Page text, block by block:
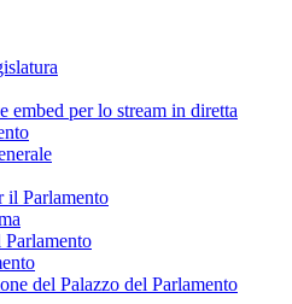
embed per lo stream in diretta
il Parlamento
Parlamento
del Palazzo del Parlamento